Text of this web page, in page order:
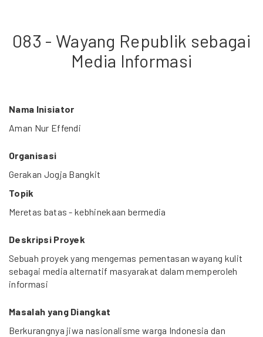
083 - Wayang Republik sebagai
Media Informasi
Nama Inisiator
Aman Nur Effendi
Organisasi
Gerakan Jogja Bangkit
Topik
Meretas batas - kebhinekaan bermedia
Deskripsi Proyek
Sebuah proyek yang mengemas pementasan wayang kulit
sebagai media alternatif masyarakat dalam memperoleh
informasi
Masalah yang Diangkat
Berkurangnya jiwa nasionalisme warga Indonesia dan